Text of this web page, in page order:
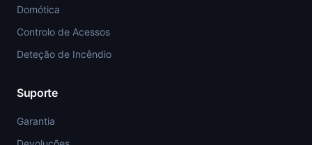
Domótica
Controlo de Acessos
Deteção de Incêndio
Suporte
Garantia